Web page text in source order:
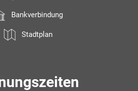
Bankverbindung
Stadtplan